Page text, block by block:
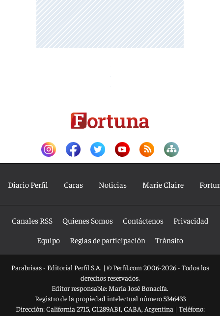
Diario Perfil Caras Noticias Marie Claire
Canales RSS Quienes Somos Contáctenos
Privacidad
Equipo
Reglas de participación Tránsito
Parabrisas - Editorial Perfil S.A. | © Perfil.com 2006-2026 - Todos los
derechos reservados.
Editor responsable: María José Bonacifa.
Registro de la propiedad intelectual número 5346433
Dirección:California 2715, C1289ABI, CABA, Argentina | Teléfono: